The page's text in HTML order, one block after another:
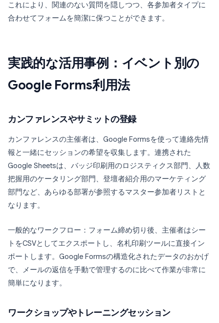
これにより、関連のない質問を隠しつつ、各参加者タイプに
合わせてフォームを簡潔に保つことができます。
実践的な活用事例：イベント別の
Google Forms利用法
カンファレンスやサミットの登録
カンファレンスの主催者は、Google Formsを使って連絡先情
報と一緒にセッションの希望を収集します。連携された
Google Sheetsは、バッジ印刷用のロジスティクス部門、人数
把握用のケータリング部門、登壇者紹介用のマーケティング
部門など、あらゆる部署が参照するマスター参加者リストと
なります。
一般的なワークフロー：フォーム締め切り後、主催者はシー
トをCSVとしてエクスポートし、名札印刷ツールに直接イン
ポートします。Google Formsの構造化されたデータのおかげ
で、メールの返信を手動で管理するのに比べて作業が非常に
簡単になります。
ワークショップやトレーニングセッション